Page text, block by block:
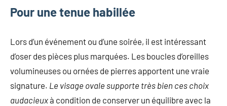
Pour une tenue habillée
Lors d’un événement ou d’une soirée, il est intéressant
d’oser des pièces plus marquées. Les boucles d’oreilles
volumineuses ou ornées de pierres apportent une vraie
signature. Le visage ovale supporte très bien ces choix
audacieuxà condition de conserver un équilibre avec la